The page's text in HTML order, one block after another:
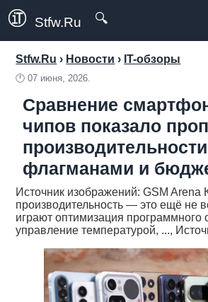
Stfw.Ru 🔍
Stfw.Ru › Новости › IT-обзоры
🕛07 июня, 2026.
Сравнение
чипов показало
флагманами и
Источник изображений: GSM Arena
производительность — это ещё не
играют оптимизация программного
управление температурой, ...,